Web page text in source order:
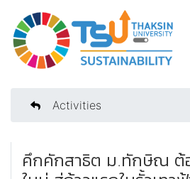
Activities
คึกคักสาธิต ม.ทักษิณ ต้